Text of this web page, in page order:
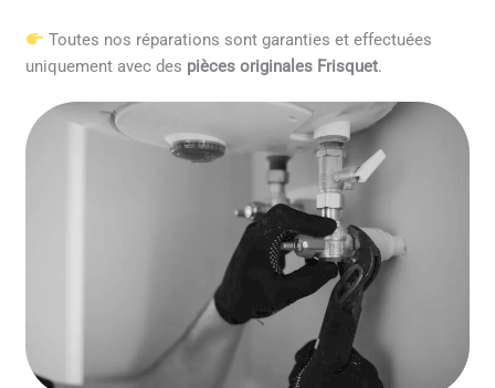
Toutes nos réparations sont garanties et effectuées
uniquement avec des pièces originales Frisquet.